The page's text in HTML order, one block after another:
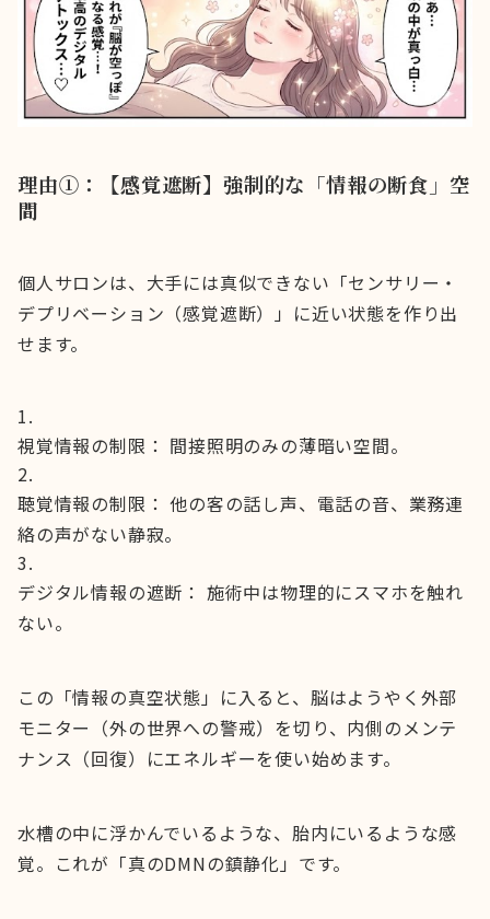
理由①：【感覚遮断】強制的な「情報の断食」空
間
個人サロンは、大手には真似できない「センサリー・
デプリベーション（感覚遮断）」に近い状態を作り出
せます。
視覚情報の制限： 間接照明のみの薄暗い空間。
聴覚情報の制限： 他の客の話し声、電話の音、業務連
絡の声がない静寂。
デジタル情報の遮断： 施術中は物理的にスマホを触れ
ない。
この「情報の真空状態」に入ると、脳はようやく外部
モニター（外の世界への警戒）を切り、内側のメンテ
ナンス（回復）にエネルギーを使い始めます。
水槽の中に浮かんでいるような、胎内にいるような感
覚。これが「真のDMNの鎮静化」です。